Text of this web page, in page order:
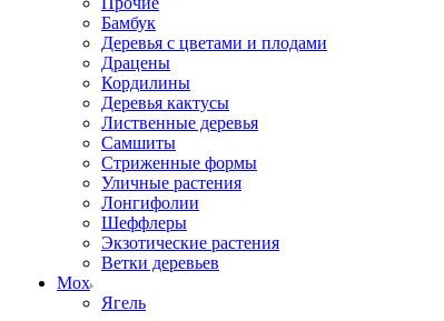
Бамбук
Деревья с цветами и плодами
Драцены
Кордилины
Деревья кактусы
Лиственные деревья
Самшиты
Стриженные формы
Уличные растения
Лонгифолии
Шеффлеры
Экзотические растения
Ветки деревьев
Мох
Ягель